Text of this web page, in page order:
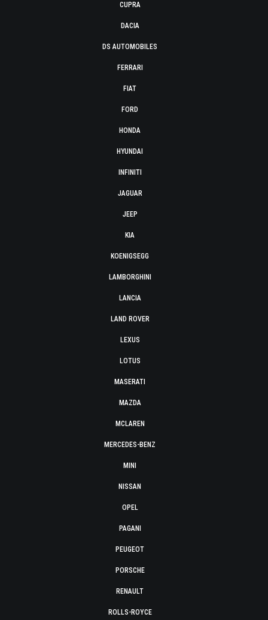
CUPRA
DACIA
DS AUTOMOBILES
FERRARI
FIAT
FORD
HONDA
HYUNDAI
INFINITI
JAGUAR
JEEP
KIA
KOENIGSEGG
LAMBORGHINI
LANCIA
LAND ROVER
LEXUS
LOTUS
MASERATI
MAZDA
MCLAREN
MERCEDES-BENZ
MINI
NISSAN
OPEL
PAGANI
PEUGEOT
PORSCHE
RENAULT
ROLLS-ROYCE